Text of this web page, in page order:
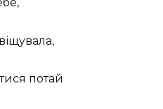
потай